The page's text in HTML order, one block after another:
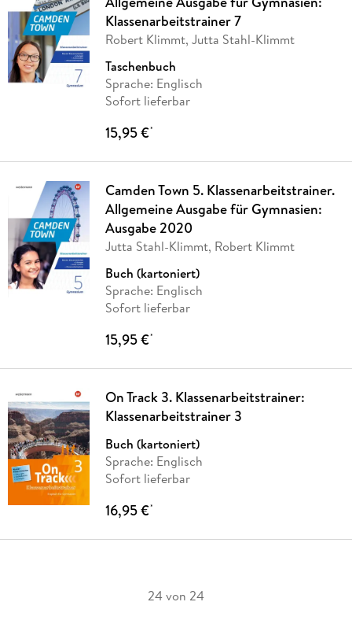
Klassenarbeitstrainer 7
Robert Klimmt, Jutta Stahl-Klimmt
Taschenbuch
Sprache: Englisch
Sofort lieferbar
15,95 €*
Camden Town 5. Klassenarbeitstrainer.
Allgemeine Ausgabe für Gymnasien:
Ausgabe 2020
Jutta Stahl-Klimmt, Robert Klimmt
Buch (kartoniert)
Sprache: Englisch
Sofort lieferbar
15,95 €*
On Track 3. Klassenarbeitstrainer:
Klassenarbeitstrainer 3
Buch (kartoniert)
Sprache: Englisch
Sofort lieferbar
16,95 €*
24 von 24